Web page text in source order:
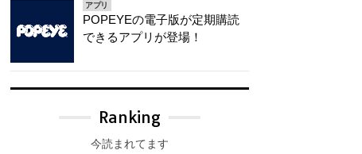
アプリ
POPEYEの電子版が定期購読
できるアプリが登場！
Ranking
今読まれてます